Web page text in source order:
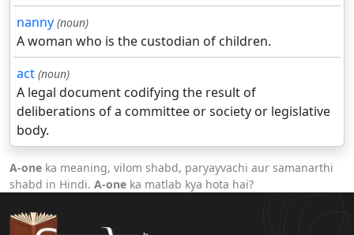
nanny (noun)
A woman who is the custodian of children.
act (noun)
A legal document codifying the result of
deliberations of a committee or society or legislative
body.
A-one ka meaning, vilom shabd, paryayvachi aur samanarthi
shabd in Hindi. A-one ka matlab kya hota hai?